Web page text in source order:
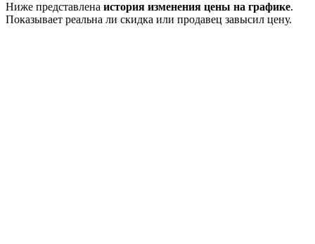
Ниже представлена история изменения цены на графике.
Показывает реальна ли скидка или продавец завысил цену.